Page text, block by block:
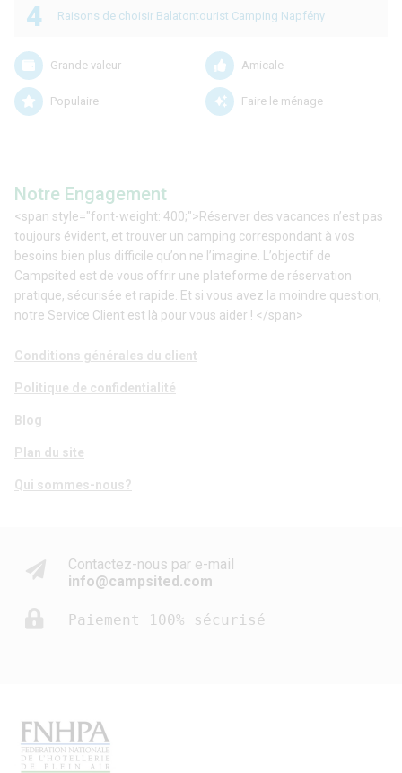
4 Raisons de choisir Balatontourist Camping Napfény
Grande valeur Amicale
Populaire Faire le ménage
Notre Engagement
<span style="font-weight: 400;">Réserver des vacances n’est pas
toujours évident, et trouver un camping correspondant à vos
besoins bien plus difficile qu’on ne l’imagine. L’objectif de
Campsited est de vous offrir une plateforme de réservation
pratique, sécurisée et rapide. Et si vous avez la moindre question,
notre Service Client est là pour vous aider ! </span>
Conditions générales du client
Politique de confidentialité
Blog
Plan du site
Qui sommes-nous?
Contactez-nous par e-mail
info@campsited.com
Paiement 100% sécurisé